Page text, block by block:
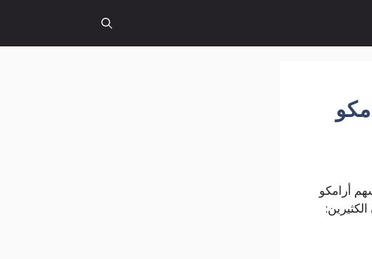
أرامكو